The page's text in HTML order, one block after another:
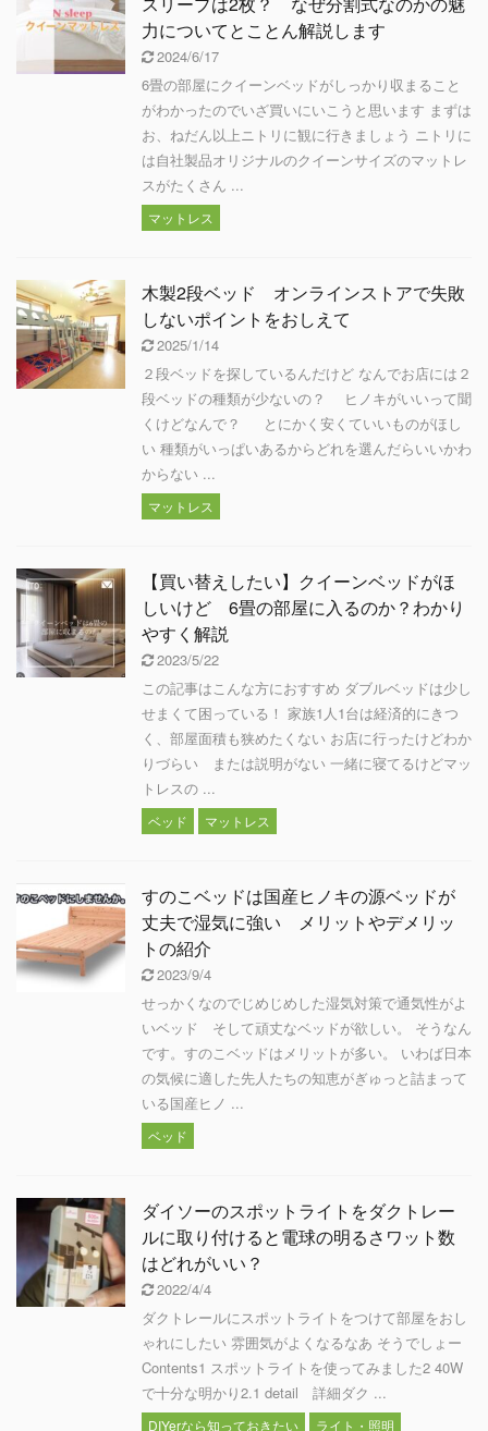
力についてとことん解説します
2024/6/17
6畳の部屋にクイーンベッドがしっかり収まること
がわかったのでいざ買いにいこうと思います まずは
お、ねだん以上ニトリに観に行きましょう ニトリに
は自社製品オリジナルのクイーンサイズのマットレ
スがたくさん ...
マットレス
木製2段ベッド オンラインストアで失敗
しないポイントをおしえて
2025/1/14
２段ベッドを探しているんだけど なんでお店には２
段ベッドの種類が少ないの？ ヒノキがいいって聞
くけどなんで？ とにかく安くていいものがほし
い 種類がいっぱいあるからどれを選んだらいいかわ
からない ...
マットレス
【買い替えしたい】クイーンベッドがほ
しいけど 6畳の部屋に入るのか？わかり
やすく解説
2023/5/22
この記事はこんな方におすすめ ダブルベッドは少し
せまくて困っている！ 家族1人1台は経済的にきつ
く、部屋面積も狭めたくない お店に行ったけどわか
りづらい または説明がない 一緒に寝てるけどマッ
トレスの ...
ベッド マットレス
すのこベッドは国産ヒノキの源ベッドが
丈夫で湿気に強い メリットやデメリッ
トの紹介
2023/9/4
せっかくなのでじめじめした湿気対策で通気性がよ
いベッド そして頑丈なベッドが欲しい。 そうなん
です。すのこベッドはメリットが多い。 いわば日本
の気候に適した先人たちの知恵がぎゅっと詰まって
いる国産ヒノ ...
ベッド
ダイソーのスポットライトをダクトレー
ルに取り付けると電球の明るさワット数
はどれがいい？
2022/4/4
ダクトレールにスポットライトをつけて部屋をおし
ゃれにしたい 雰囲気がよくなるなあ そうでしょー
Contents1 スポットライトを使ってみました2 40W
で十分な明かり2.1 detail 詳細ダク ...
DIYerなら知っておきたい ライト・照明